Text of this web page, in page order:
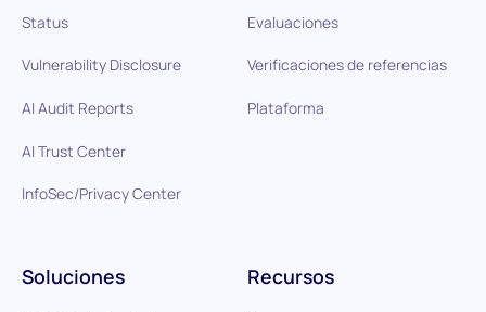
Evaluaciones
Verificaciones de referencias
Plataforma
Soluciones Recursos
Status
Vulnerability Disclosure
AI Audit Reports
AI Trust Center
InfoSec/Privacy Center